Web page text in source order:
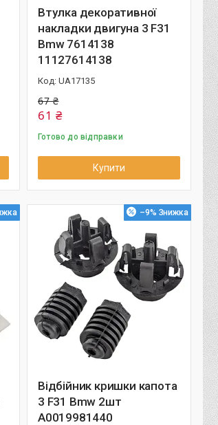
Втулка декоративної
накладки двигуна 3 F31
Bmw 7614138
11127614138
UA17135
67 ₴
61 ₴
Готово до відправки
Купити
–9%
Відбійник кришки капота
3 F31 Bmw 2шт
A0019981440